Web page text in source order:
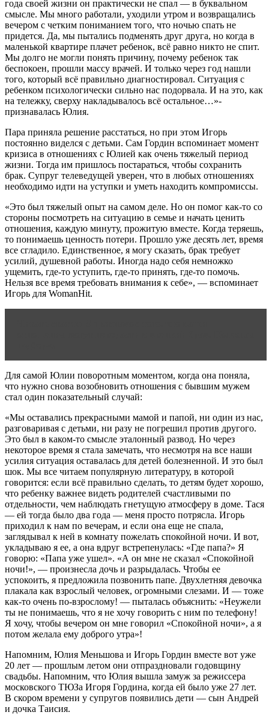
года своей жизни он практически не спал — в буквальном
смысле. Мы много работали, уходили утром и возвращались
вечером с четким пониманием того, что ночью спать не
придется. Да, мы пытались подменять друг друга, но когда в
маленькой квартире плачет ребенок, всё равно никто не спит.
Мы долго не могли понять причину, почему ребенок так
беспокоен, прошли массу врачей. И только через год нашли
того, который всё правильно диагностировал. Ситуация с
ребенком психологически сильно нас подорвала. И на это, как
на тележку, сверху накладывалось всё остальное…»-
признавалась Юлия.
Пара приняла решение расстаться, но при этом Игорь
постоянно виделся с детьми. Сам Гордин вспоминает момент
кризиса в отношениях с Юлией как очень тяжелый период
жизни. Тогда им пришлось постараться, чтобы сохранить
брак. Супруг телеведущей уверен, что в любых отношениях
необходимо идти на уступки и уметь находить компромиссы.
«Это был тяжелый опыт на самом деле. Но он помог как-то со
стороны посмотреть на ситуацию в семье и начать ценить
отношения, каждую минуту, прожитую вместе. Когда теряешь,
то понимаешь ценность потери. Прошло уже десять лет, время
все сгладило. Единственное, я могу сказать, брак требует
усилий, душевной работы. Иногда надо себя немножко
ущемить, где-то уступить, где-то принять, где-то помочь.
Нельзя все время требовать внимания к себе», — вспоминает
Игорь для WomanHit.
Для самой Юлии поворотным моментом, когда она поняла,
что нужно снова возобновить отношения с бывшим мужем
стал один показательный случай:
«Мы оставались прекрасными мамой и папой, ни один из нас,
разговаривая с детьми, ни разу не погрешил против другого.
Это был в каком-то смысле эталонный развод. Но через
некоторое время я стала замечать, что несмотря на все наши
усилия ситуация оставалась для детей болезненной. И это был
шок. Мы все читаем популярную литературу, в которой
говорится: если всё правильно сделать, то детям будет хорошо,
что ребенку важнее видеть родителей счастливыми по
отдельности, чем наблюдать гнетущую атмосферу в доме. Тася
— ей тогда было два года — меня просто потрясла. Игорь
приходил к нам по вечерам, и если она еще не спала,
заглядывал к ней в комнату пожелать спокойной ночи. И вот,
укладываю я ее, а она вдруг встрепенулась: «Где папа?» Я
говорю: «Папа уже ушел». «А он мне не сказал «Спокойной
ночи!», — произнесла дочь и разрыдалась. Чтобы ее
успокоить, я предложила позвонить папе. Двухлетняя девочка
плакала как взрослый человек, огромными слезами. И — тоже
как-то очень по-взрослому! — пыталась объяснить: «Неужели
ты не понимаешь, что я не хочу говорить с ним по телефону!
Я хочу, чтобы вечером он мне говорил «Спокойной ночи», а я
потом желала ему доброго утра»!
Напомним, Юлия Меньшова и Игорь Гордин вместе вот уже
20 лет — прошлым летом они отпраздновали годовщину
свадьбы. Напомним, что Юлия вышла замуж за режиссера
московского ТЮЗа Игоря Гордина, когда ей было уже 27 лет.
В скором времени у супругов появились дети — сын Андрей
и дочка Таисия.